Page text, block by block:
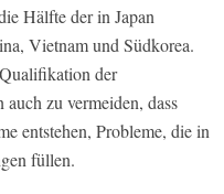
Hälfte der in Japan
Vietnam und Südkorea.
der
zu vermeiden, dass
entstehen, Probleme, die in
füllen.